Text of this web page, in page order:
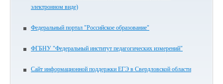
электронном виде)
Федеральный портал "Российское образование"
ФГБНУ "Федеральный институт педагогических измерений"
Сайт информационной поддержки ЕГЭ в Свердловской области